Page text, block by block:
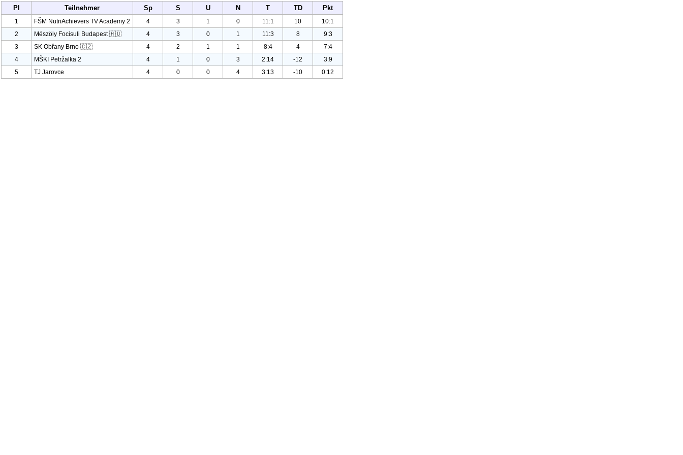
Pl Teilnehmer Sp S U N T TD Pkt
1 FŠM NutriAchievers TV Academy 2 4 3 1 0 11:1 10
10:1
2
Mészöly Focisuli Budapest 🇭🇺 4 3 0 1 11:3 8
9:3
3
SK Obřany Brno 🇨🇿 4 2 1 1 8:4 4
7:4
4
MŠKI Petržalka 2 4 1 0 3 2:14 -12
3:9
5
TJ Jarovce 4 0 0 4 3:13 -10 0:12